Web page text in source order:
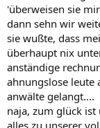
'überweisen sie
dann sehn wir
sie wußte, dass
überhaupt nix
anständige
ahnungslose leute
anwälte gelangt....
naja, zum glück ist
alles zu unserer